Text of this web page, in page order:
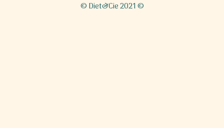
© Diet&Cie 2021 ©